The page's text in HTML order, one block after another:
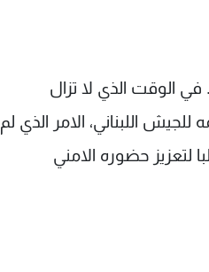
الوقت الذي لا تزال
اللبناني، الامر الذي لم
حضوره الامني